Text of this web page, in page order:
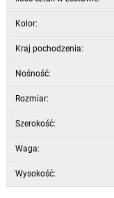
Kolor:
Kraj pochodzenia:
Nośność:
Rozmiar:
Szerokość:
Waga:
Wysokość: